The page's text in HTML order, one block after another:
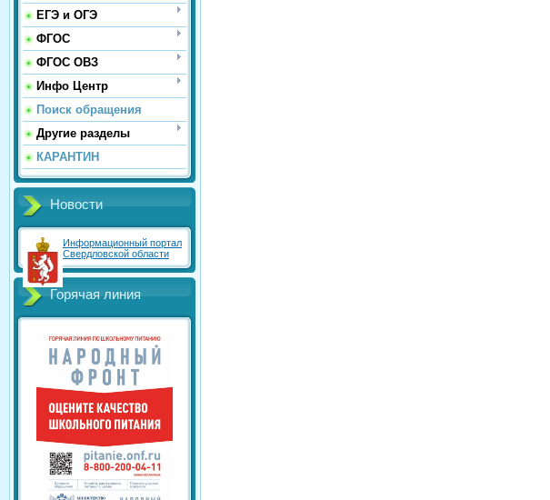
ЕГЭ и ОГЭ
ФГОС
ФГОС ОВЗ
Инфо Центр
Поиск обращения
Другие разделы
КАРАНТИН
Новости
Информационный портал
Свердловской области
Горячая линия